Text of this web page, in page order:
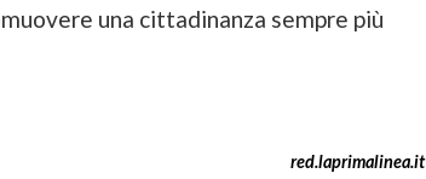
una cittadinanza sempre più
red.laprimalinea.it